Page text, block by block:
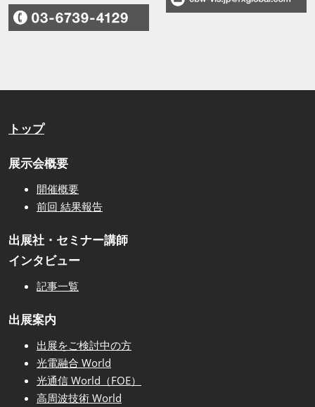
トップ
展示会概要
開催概要
前回 結果報告
出展社・セミナー講師
インタビュー
記事一覧
出展案内
出展をご検討中の方
光電融合 World
光通信 World（FOE）
高周波技術 World